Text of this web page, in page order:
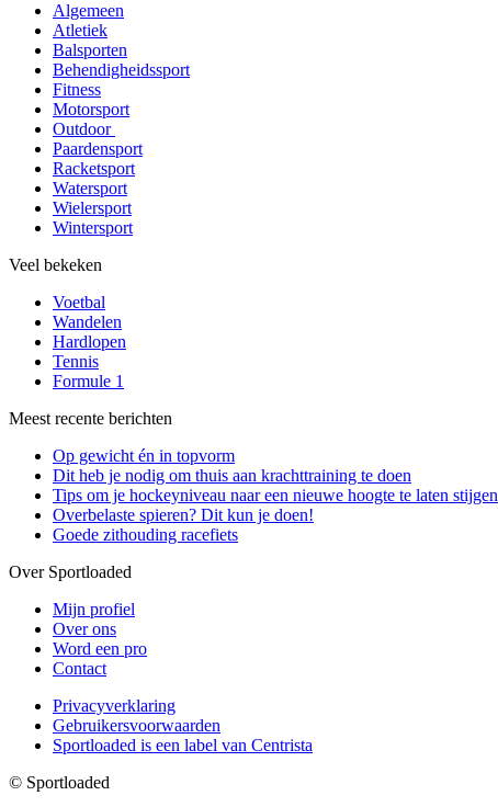
Algemeen
Atletiek
Balsporten
Behendigheidssport
Fitness
Motorsport
Outdoor
Paardensport
Racketsport
Watersport
Wielersport
Wintersport
Veel bekeken
Voetbal
Wandelen
Hardlopen
Tennis
Formule 1
Meest recente berichten
Op gewicht én in topvorm
Dit heb je nodig om thuis aan krachttraining te doen
Tips om je hockeyniveau naar een nieuwe hoogte te laten stijgen
Overbelaste spieren? Dit kun je doen!
Goede zithouding racefiets
Over Sportloaded
Mijn profiel
Over ons
Word een pro
Contact
Privacyverklaring
Gebruikersvoorwaarden
Sportloaded is een label van Centrista
© Sportloaded